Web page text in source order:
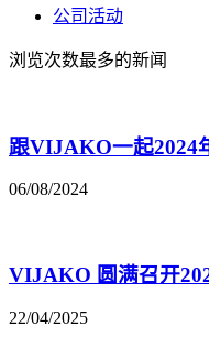
公司活动
浏览次数最多的新闻
跟VIJAKO一起2024
06/08/2024
VIJAKO 圆满召开
22/04/2025